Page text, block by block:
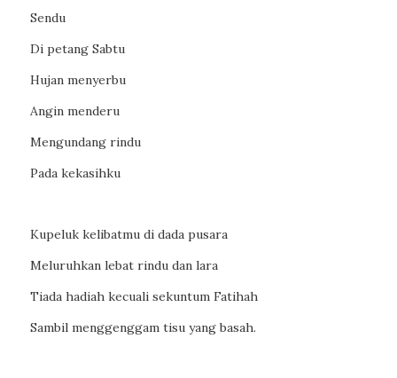
Sendu
Di petang Sabtu
Hujan menyerbu
Angin menderu
Mengundang rindu
Pada kekasihku
Kupeluk kelibatmu di dada pusara
Meluruhkan lebat rindu dan lara
Tiada hadiah kecuali sekuntum Fatihah
Sambil menggenggam tisu yang basah.